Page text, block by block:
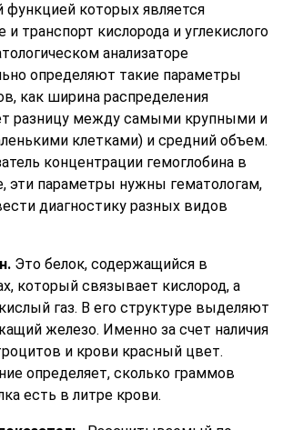
которых является
и транспорт кислорода и углекислого
анализаторе
определяют такие параметры
как ширина распределения
разницу между самыми крупными и
клетками) и средний объем.
концентрации гемоглобина в
эти параметры нужны гематологам,
диагностику разных видов
Это белок, содержащийся в
который связывает кислород, а
газ. В его структуре выделяют
железо. Именно за счет наличия
и крови красный цвет.
определяет, сколько граммов
есть в литре крови.